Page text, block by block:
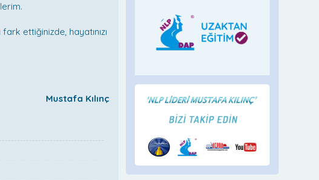
ettiğinizde, hayatınızı
Mustafa Kılınç